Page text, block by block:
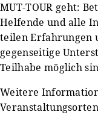
MUT-TOUR geht:
Helfende und alle
teilen Erfahrungen
gegenseitige
Teilhabe möglich
Weitere